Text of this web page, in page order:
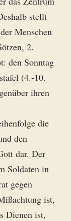
stellt
Menschen
2.
den Sonntag
(4.-10.
ihren
die
den
dar. Der
Soldaten in
gegen
ist,
Dienen ist,